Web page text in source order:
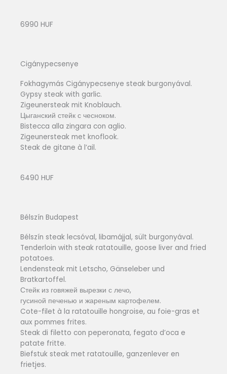
6990 HUF
Cigánypecsenye
Fokhagymás Cigánypecsenye steak burgonyával.
Gypsy steak with garlic.
Zigeunersteak mit Knoblauch.
Цыганский стейк с чесноком.
Bistecca alla zingara con aglio.
Zigeunersteak met knoflook.
Steak de gitane à l’ail.
6490 HUF
Bélszín Budapest
Bélszín steak lecsóval, libamájjal, sült burgonyával.
Tenderloin with steak ratatouille, goose liver and fried
potatoes.
Lendensteak mit Letscho, Gänseleber und
Bratkartoffel.
Стейк из говяжей вырезки с лечо,
гусиной печенью и жареным картофелем.
Cote-filet à la ratatouille hongroise, au foie-gras et
aux pommes frites.
Steak di filetto con peperonata, fegato d’oca e
patate fritte.
Biefstuk steak met ratatouille, ganzenlever en
frietjes.